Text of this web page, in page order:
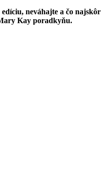
neváhajte a čo najskôr
Kay poradkyňu.